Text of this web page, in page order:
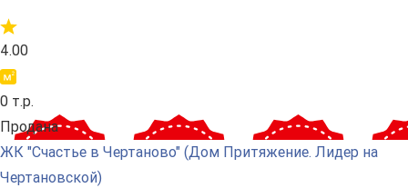
4.00
0 т.р.
Продана
ЖК "Счастье в Чертаново" (Дом Притяжение. Лидер на
Чертановской)